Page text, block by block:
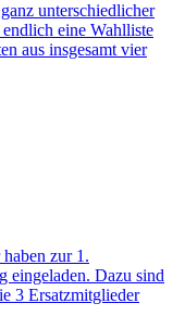
unterschiedlicher
eine Wahlliste
aus insgesamt vier
zur 1.
eingeladen. Dazu sind
3 Ersatzmitglieder